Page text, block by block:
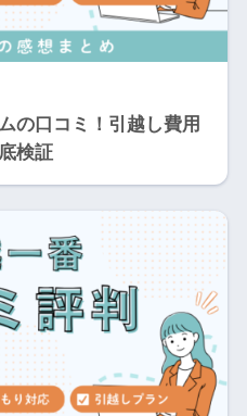
の口コミ！引越し費用
検証